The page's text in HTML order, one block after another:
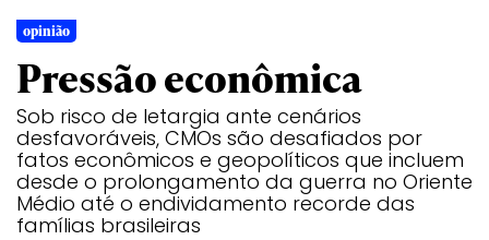
opinião
Pressão econômica
Sob risco de letargia ante cenários
desfavoráveis, CMOs são desafiados por
fatos econômicos e geopolíticos que incluem
desde o prolongamento da guerra no Oriente
Médio até o endividamento recorde das
famílias brasileiras